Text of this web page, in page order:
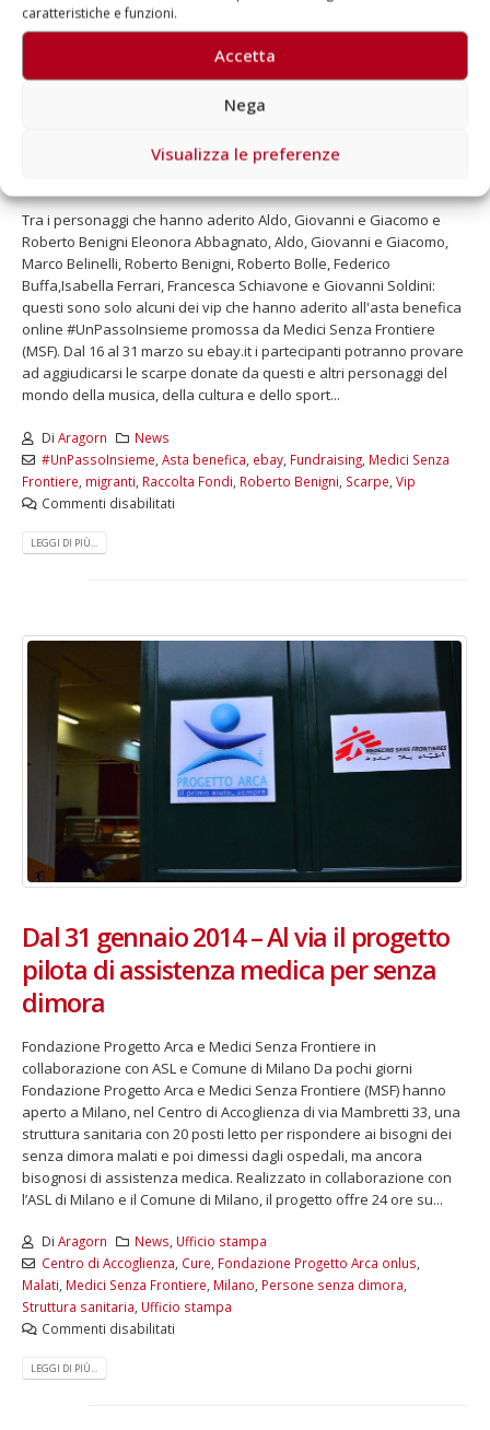
caratteristiche e funzioni.
Accetta
Nega
Visualizza le preferenze
Dal 16 al 31 marzo 2016 – Scarpe vip
Tra i personaggi che hanno aderito Aldo, Giovanni e Giacomo e
Roberto Benigni Eleonora Abbagnato, Aldo, Giovanni e Giacomo,
Marco Belinelli, Roberto Benigni, Roberto Bolle, Federico
Buffa,Isabella Ferrari, Francesca Schiavone e Giovanni Soldini:
questi sono solo alcuni dei vip che hanno aderito all'asta benefica
online #UnPassoInsieme promossa da Medici Senza Frontiere
(MSF). Dal 16 al 31 marzo su ebay.it i partecipanti potranno provare
ad aggiudicarsi le scarpe donate da questi e altri personaggi del
mondo della musica, della cultura e dello sport...
Di Aragorn
News
#UnPassoInsieme Asta benefica ebay, Fundraising, Medici Senza
Frontiere migranti Raccolta Fondi Roberto Benigni Scarpe Vip
Commenti disabilitati
LEGGI DI PIÙ...
Dal 31 gennaio 2014 – Al via il progetto
pilota di assistenza medica per senza
dimora
Fondazione Progetto Arca e Medici Senza Frontiere in
collaborazione con ASL e Comune di Milano Da pochi giorni
Fondazione Progetto Arca e Medici Senza Frontiere (MSF) hanno
aperto a Milano, nel Centro di Accoglienza di via Mambretti 33, una
struttura sanitaria con 20 posti letto per rispondere ai bisogni dei
senza dimora malati e poi dimessi dagli ospedali, ma ancora
bisognosi di assistenza medica. Realizzato in collaborazione con
l’ASL di Milano e il Comune di Milano, il progetto offre 24 ore su...
Di Aragorn News Ufficio stampa
Centro di Accoglienza Cure Fondazione Progetto Arca onlus
Malati Medici Senza Frontiere Milano Persone senza dimora
Struttura sanitaria Ufficio stampa
Commenti disabilitati
LEGGI DI PIÙ...